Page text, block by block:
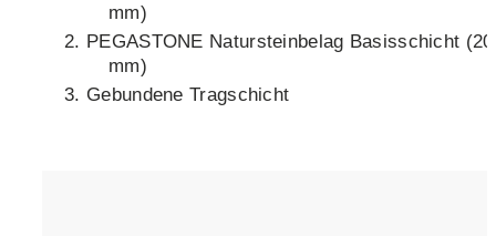
mm)
PEGASTONE Natursteinbelag Basisschicht (20
mm)
Gebundene Tragschicht